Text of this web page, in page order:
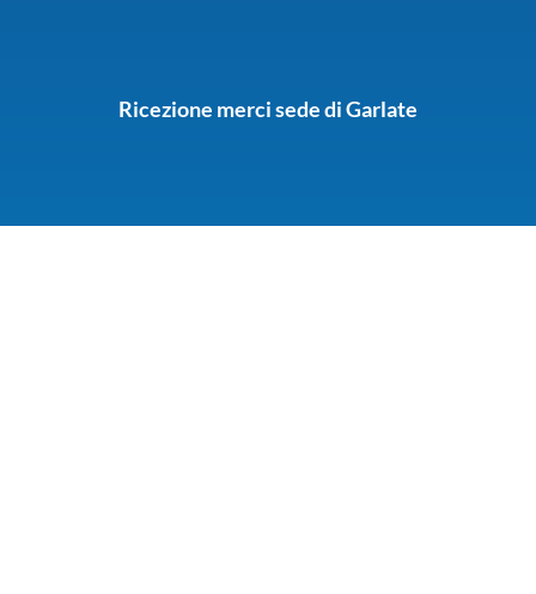
Ricezione merci sede di Garlate